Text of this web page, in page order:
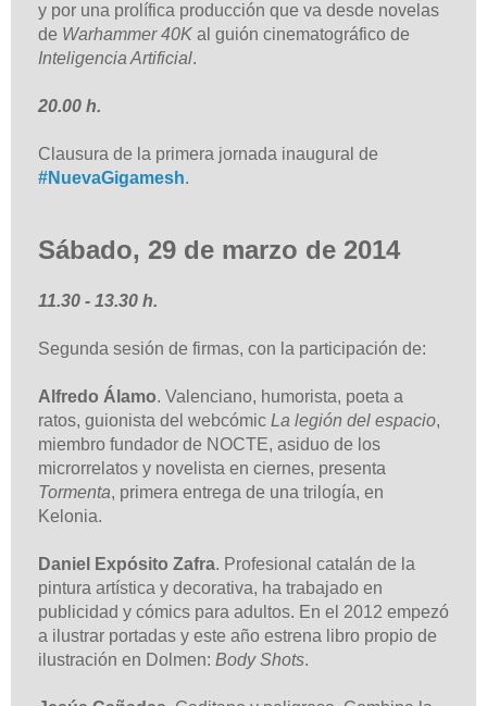
y por una prolífica producción que va desde novelas
de Warhammer 40K al guión cinematográfico de
Inteligencia Artificial.
20.00 h.
Clausura de la primera jornada inaugural de
#NuevaGigamesh.
Sábado, 29 de marzo de 2014
11.30 - 13.30 h.
Segunda sesión de firmas, con la participación de:
Alfredo Álamo. Valenciano, humorista, poeta a
ratos, guionista del webcómic La legión del espacio,
miembro fundador de NOCTE, asiduo de los
microrrelatos y novelista en ciernes, presenta
Tormenta, primera entrega de una trilogía, en
Kelonia.
Daniel Expósito Zafra. Profesional catalán de la
pintura artística y decorativa, ha trabajado en
publicidad y cómics para adultos. En el 2012 empezó
a ilustrar portadas y este año estrena libro propio de
ilustración en Dolmen: Body Shots.